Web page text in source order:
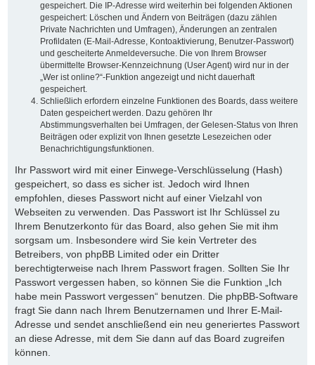
gespeichert. Die IP-Adresse wird weiterhin bei folgenden Aktionen
gespeichert: Löschen und Ändern von Beiträgen (dazu zählen
Private Nachrichten und Umfragen), Änderungen an zentralen
Profildaten (E-Mail-Adresse, Kontoaktivierung, Benutzer-Passwort)
und gescheiterte Anmeldeversuche. Die von Ihrem Browser
übermittelte Browser-Kennzeichnung (User Agent) wird nur in der
„Wer ist online?“-Funktion angezeigt und nicht dauerhaft
gespeichert.
Schließlich erfordern einzelne Funktionen des Boards, dass weitere
Daten gespeichert werden. Dazu gehören Ihr
Abstimmungsverhalten bei Umfragen, der Gelesen-Status von Ihren
Beiträgen oder explizit von Ihnen gesetzte Lesezeichen oder
Benachrichtigungsfunktionen.
Ihr Passwort wird mit einer Einwege-Verschlüsselung (Hash)
gespeichert, so dass es sicher ist. Jedoch wird Ihnen
empfohlen, dieses Passwort nicht auf einer Vielzahl von
Webseiten zu verwenden. Das Passwort ist Ihr Schlüssel zu
Ihrem Benutzerkonto für das Board, also gehen Sie mit ihm
sorgsam um. Insbesondere wird Sie kein Vertreter des
Betreibers, von phpBB Limited oder ein Dritter
berechtigterweise nach Ihrem Passwort fragen. Sollten Sie Ihr
Passwort vergessen haben, so können Sie die Funktion „Ich
habe mein Passwort vergessen“ benutzen. Die phpBB-Software
fragt Sie dann nach Ihrem Benutzernamen und Ihrer E-Mail-
Adresse und sendet anschließend ein neu generiertes Passwort
an diese Adresse, mit dem Sie dann auf das Board zugreifen
können.